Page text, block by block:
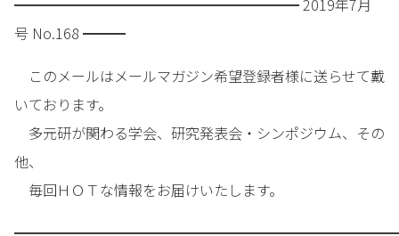
━━━━━━━━━━━━━━━━━━━━ 2019年7月
号 No.168 ━━━
このメールはメールマガジン希望登録者様に送らせて戴
いております。
多元研が関わる学会、研究発表会・シンポジウム、その
他、
毎回ＨＯＴな情報をお届けいたします。